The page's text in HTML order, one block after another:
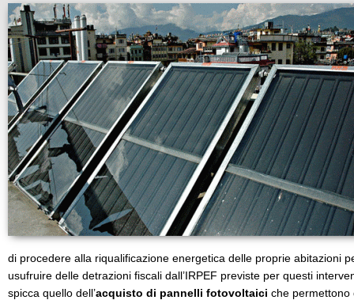
di procedere alla riqualificazione energetica delle proprie abitazioni
usufruire delle detrazioni fiscali dall’IRPEF previste per questi
spicca quello dell’acquisto di pannelli fotovoltaici che permettono